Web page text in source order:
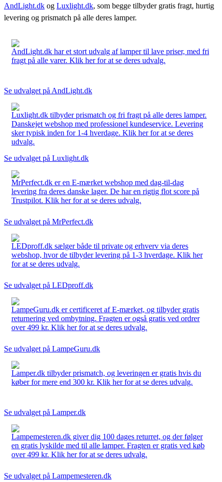
AndLight.dk og Luxlight.dk, som begge tilbyder gratis fragt, hurtig
levering og prismatch på alle deres lamper.
AndLight.dk har et stort udvalg af lamper til lave priser, med fri
fragt på alle varer. Klik her for at se deres udvalg.
Se udvalget på AndLight.dk
Luxlight.dk tilbyder prismatch og fri fragt på alle deres lamper.
Danskejet webshop med professionel kundeservice. Levering
sker typisk inden for 1-4 hverdage. Klik her for at se deres
udvalg.
Se udvalget på Luxlight.dk
MrPerfect.dk er en E-mærket webshop med dag-til-dag
levering fra deres danske lager. De har en rigtig flot score på
Trustpilot. Klik her for at se deres udvalg.
Se udvalget på MrPerfect.dk
LEDproff.dk sælger både til private og erhverv via deres
webshop, hvor de tilbyder levering på 1-3 hverdage. Klik her
for at se deres udvalg.
Se udvalget på LEDproff.dk
LampeGuru.dk er certificeret af E-mærket, og tilbyder gratis
returnering ved ombytning. Fragten er også gratis ved ordrer
over 499 kr. Klik her for at se deres udvalg.
Se udvalget på LampeGuru.dk
Lamper.dk tilbyder prismatch, og leveringen er gratis hvis du
køber for mere end 300 kr. Klik her for at se deres udvalg.
Se udvalget på Lamper.dk
Lampemesteren.dk giver dig 100 dages returret, og der følger
en gratis lyskilde med til alle lamper. Fragten er gratis ved køb
over 499 kr. Klik her for at se deres udvalg.
Se udvalget på Lampemesteren.dk